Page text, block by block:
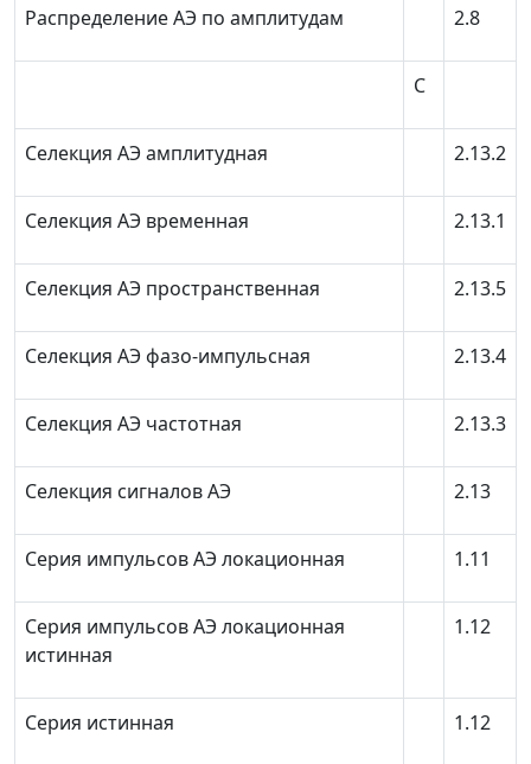
Распределение АЭ по амплитудам 2.8
С
Селекция AЭ амплитудная 2.13.2
Селекция АЭ временная 2.13.1
Селекция АЭ пространственная 2.13.5
Селекция АЭ фазо-импульсная 2.13.4
Селекция АЭ частотная 2.13.3
Селекция сигналов АЭ 2.13
Серия импульсов АЭ локационная 1.11
Серия импульсов АЭ локационная
истинная
1.12
Серия истинная 1.12